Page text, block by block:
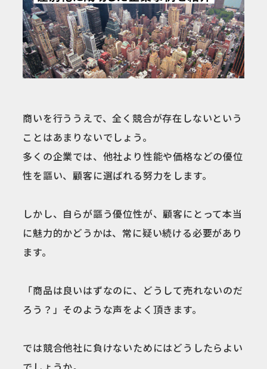
商いを行ううえで、全く競合が存在しないという
ことはあまりないでしょう。
多くの企業では、他社より性能や価格などの優位
性を謳い、顧客に選ばれる努力をします。
しかし、自らが謳う優位性が、顧客にとって本当
に魅力的かどうかは、常に疑い続ける必要があり
ます。
「商品は良いはずなのに、どうして売れないのだ
ろう？」そのような声をよく頂きます。
では競合他社に負けないためにはどうしたらよい